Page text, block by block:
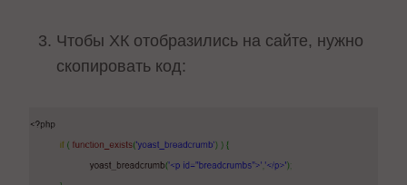
Чтобы ХК отобразились на сайте, нужно
скопировать код: